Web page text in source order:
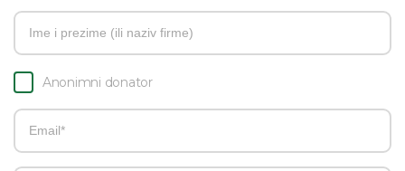
Anonimni donator